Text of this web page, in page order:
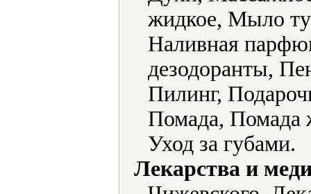
жидкое, Мыло
Наливная
дезодоранты,
Пилинг,
Помада, Помада
Уход за губами.
Лекарства и